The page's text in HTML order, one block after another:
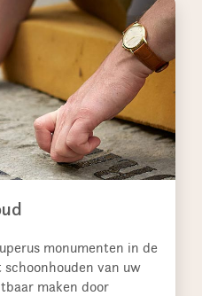
monumenten in de
van uw
maken door